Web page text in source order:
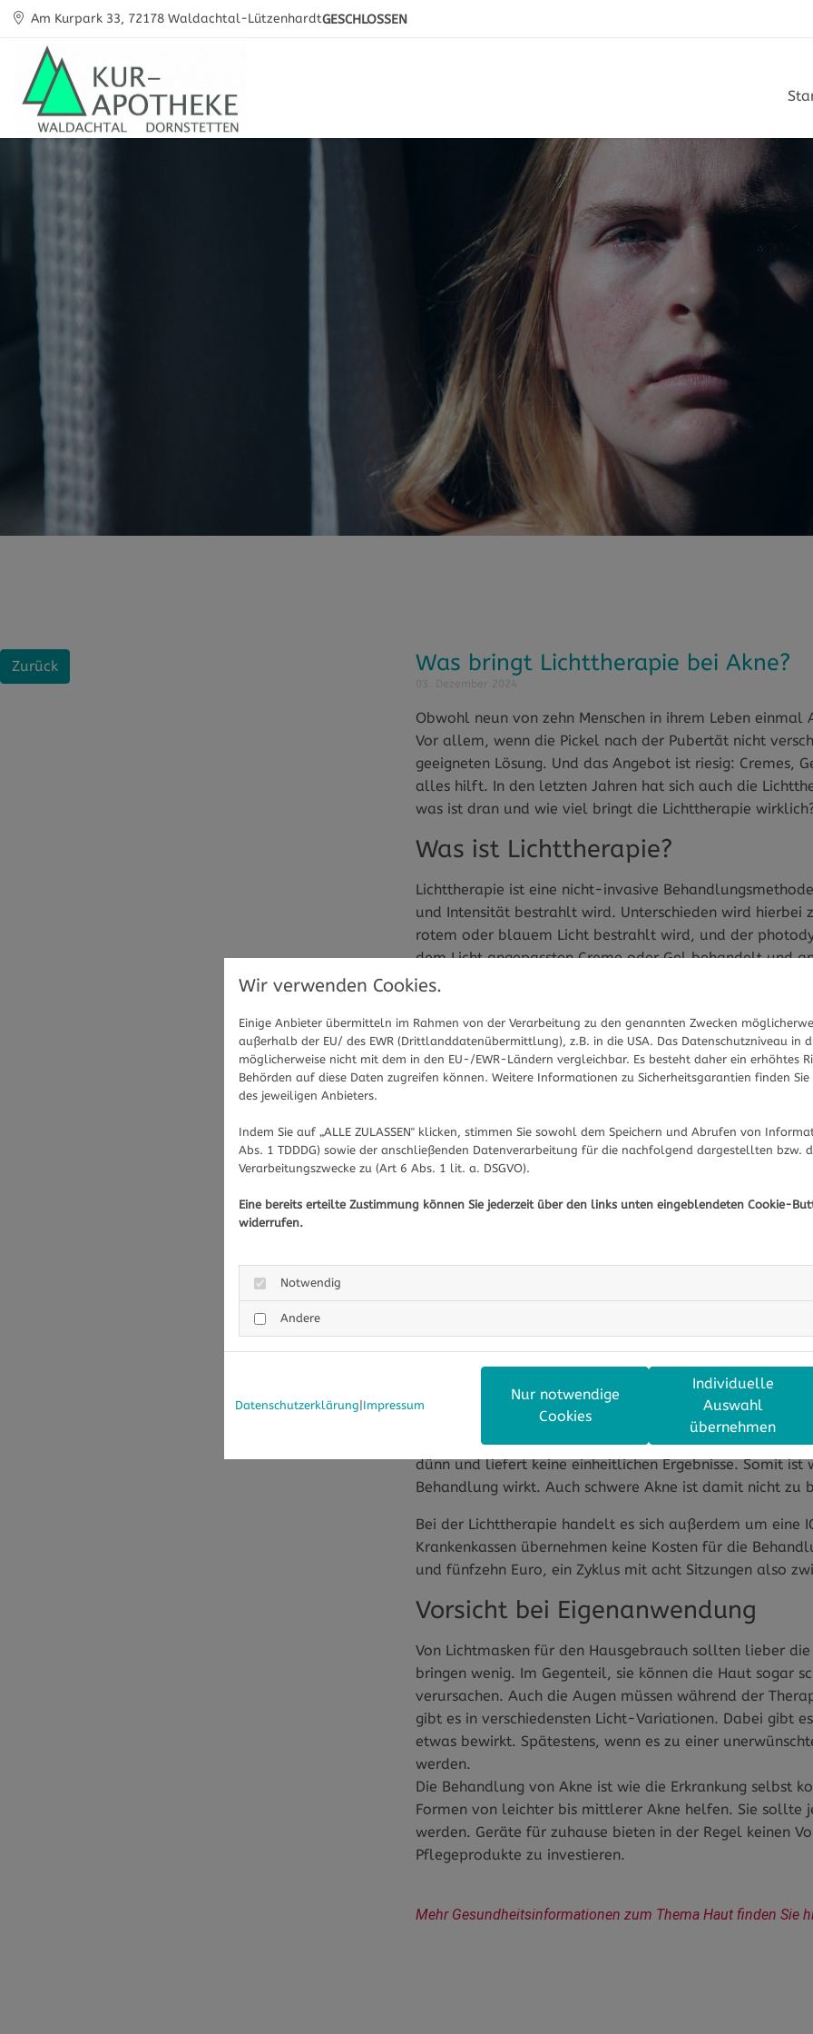
Am Kurpark 33, 72178 Waldachtal-LützenhardtGESCHLOSSEN
Zurück Was bringt Lichttherapie bei Akne?
Obwohl neun von zehn Menschen in ihrem Leben
Vor allem, wenn die Pickel nach der Pubertät nicht
geeigneten Lösung. Und das Angebot ist riesig: Cremes,
alles hilft. In den letzten Jahren hat sich auch die
was ist dran und wie viel bringt die Lichttherapie
Was ist Lichttherapie?
Lichttherapie ist eine nicht-invasive
und Intensität bestrahlt wird. Unterschieden wird
rotem oder blauem Licht bestrahlt wird, und der
dem Licht angepassten Creme oder Gel behandelt und
entzündeten Zellen ab und wird anschließend durch das
Sie haben Fragen zum Thema Akne oder Haut im
Region beraten Sie gerne. Hier gelangen Sie zur
Wie funktioniert Lichttherapie bei
Für die Lichttherapie gibt es zwei Arten von Licht, die
tiefer in die Haut eindringen, Bakterien töten und
akneverursachende Bakterien töten, ohne dabei die
Akneausbrüche verringert werden. Das rote Licht
Entzündungen zu reduzieren. Es soll außerdem die
Durchblutung der Haut fördert. So soll das
Bringt Lichttherapie wirklich
Nun zur entscheidenden Frage: Bringt die Lichttherapie
leichter bis mittelschwerer Akne durchaus helfen kann.
bei dem - bei korrekter Behandlung - keine
dünn und liefert keine einheitlichen Ergebnisse. Somit
Behandlung wirkt. Auch schwere Akne ist damit nicht zu
Bei der Lichttherapie handelt es sich außerdem um eine
Krankenkassen übernehmen keine Kosten für die
und fünfzehn Euro, ein Zyklus mit acht Sitzungen also
Vorsicht bei Eigenanwendung
Von Lichtmasken für den Hausgebrauch sollten lieber
bringen wenig. Im Gegenteil, sie können die Haut sogar
verursachen. Auch die Augen müssen während der
gibt es in verschiedensten Licht-Variationen. Dabei gibt
etwas bewirkt. Spätestens, wenn es zu einer
werden.
Die Behandlung von Akne ist wie die Erkrankung selbst
Formen von leichter bis mittlerer Akne helfen. Sie
werden. Geräte für zuhause bieten in der Regel keinen
Pflegeprodukte zu investieren.
Mehr Gesundheitsinformationen zum Thema Haut finden Sie
Wir verwenden Cookies.
Einige Anbieter übermitteln im Rahmen von der Verarbeitung zu den genannten Zwecken
außerhalb der EU/ des EWR (Drittlanddatenübermittlung), z.B. in die USA. Das Datenschutzniveau in
möglicherweise nicht mit dem in den EU-/EWR-Ländern vergleichbar. Es besteht daher ein erhöhtes
Behörden auf diese Daten zugreifen können. Weitere Informationen zu Sicherheitsgarantien finden
des jeweiligen Anbieters.
Indem Sie auf „ALLE ZULASSEN" klicken, stimmen Sie sowohl dem Speichern und Abrufen von
Abs. 1 TDDDG) sowie der anschließenden Datenverarbeitung für die nachfolgend dargestellten bzw.
Verarbeitungszwecke zu (Art 6 Abs. 1 lit. a. DSGVO).
Eine bereits erteilte Zustimmung können Sie jederzeit über den links unten eingeblendeten Cookie-
widerrufen.
Notwendig
Andere
Datenschutzerklärung Impressum
Nur notwendige
Cookies
Individuelle
Auswahl
übernehmen